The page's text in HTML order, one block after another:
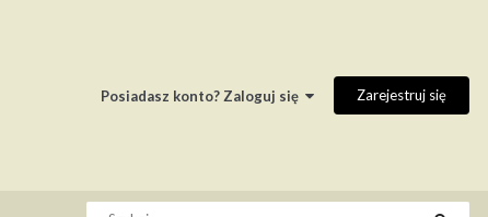
Posiadasz konto? Zaloguj się Zarejestruj się